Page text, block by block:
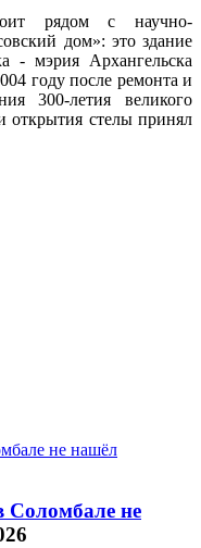
рядом с научно-
дом»: это здание
- мэрия Архангельска
году после ремонта и
300-летия великого
открытия стелы принял
Соломбале не